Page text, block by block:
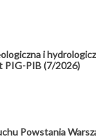
i
PIG-PIB (7/2026)
Powstania